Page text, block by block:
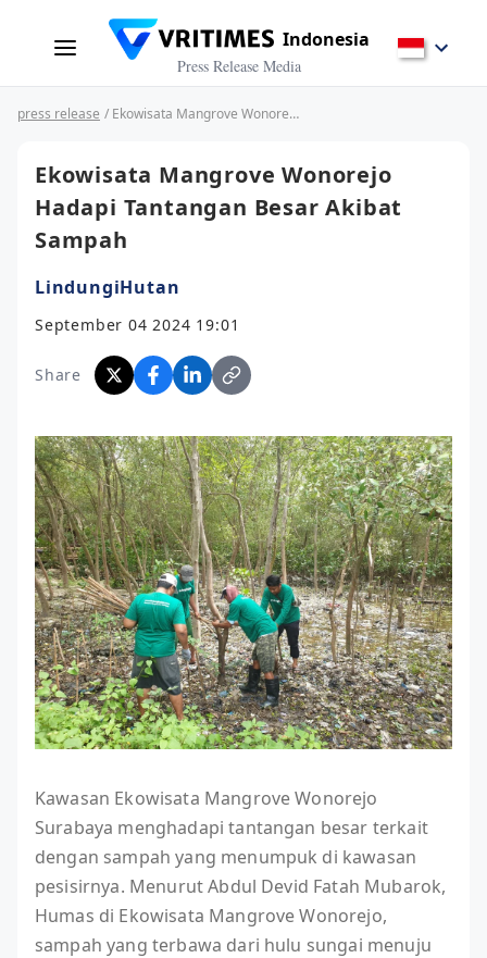
Indonesia
Press Release Media
press release / Ekowisata Mangrove Wonorejo Hadapi Tantangan Besar Akibat Sampah
Ekowisata Mangrove Wonorejo
Hadapi Tantangan Besar Akibat
Sampah
LindungiHutan
September 04 2024 19:01
Share
Kawasan Ekowisata Mangrove Wonorejo
Surabaya menghadapi tantangan besar terkait
dengan sampah yang menumpuk di kawasan
pesisirnya. Menurut Abdul Devid Fatah Mubarok,
Humas di Ekowisata Mangrove Wonorejo,
sampah yang terbawa dari hulu sungai menuju